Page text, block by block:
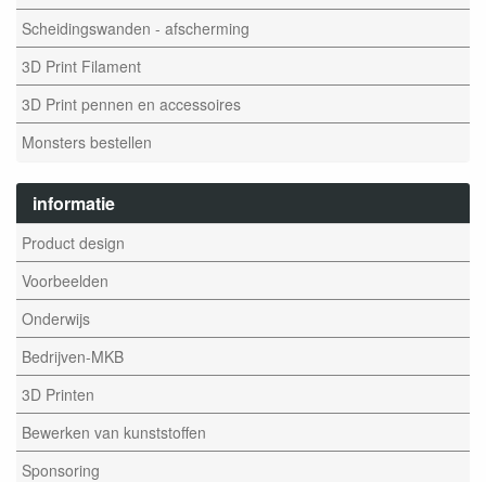
Scheidingswanden - afscherming
3D Print Filament
3D Print pennen en accessoires
Monsters bestellen
informatie
Product design
Voorbeelden
Onderwijs
Bedrijven-MKB
3D Printen
Bewerken van kunststoffen
Sponsoring